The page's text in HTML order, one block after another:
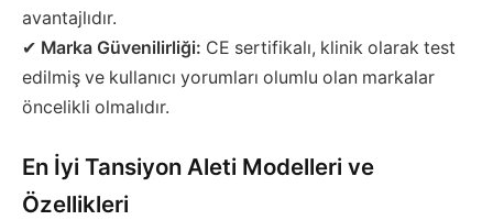
avantajlıdır.
✔ Marka Güvenilirliği: CE sertifikalı, klinik olarak test
edilmiş ve kullanıcı yorumları olumlu olan markalar
öncelikli olmalıdır.
En İyi Tansiyon Aleti Modelleri ve
Özellikleri